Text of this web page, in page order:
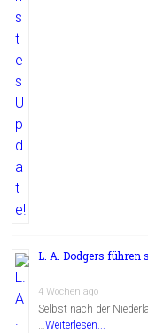
L. A. Dodgers führen
4 Wochen ago
Selbst nach der
…Weiterlesen...